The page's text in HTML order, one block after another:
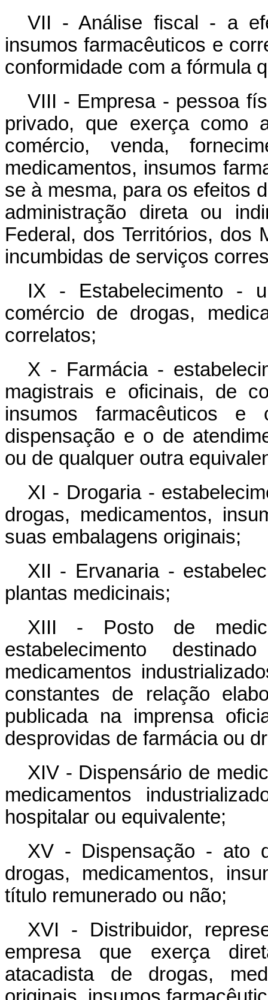
VII - Análise fiscal - a
insumos farmacêuticos e
conformidade com a fórmula
VIII - Empresa - pessoa
privado, que exerça como
comércio, venda,
medicamentos, insumos
se à mesma, para os efeitos
administração direta ou
Federal, dos Territórios, dos
incumbidas de serviços
IX - Estabelecimento -
comércio de drogas,
correlatos;
X - Farmácia -
magistrais e oficinais, de
insumos farmacêuticos e
dispensação e o de
ou de qualquer outra
XI - Drogaria -
drogas, medicamentos,
suas embalagens originais;
XII - Ervanaria -
plantas medicinais;
XIII - Posto de
estabelecimento
medicamentos
constantes de relação
publicada na imprensa
desprovidas de farmácia ou
XIV - Dispensário de
medicamentos
hospitalar ou equivalente;
XV - Dispensação - ato
drogas, medicamentos,
título remunerado ou não;
XVI - Distribuidor,
empresa que exerça
atacadista de drogas,